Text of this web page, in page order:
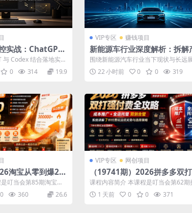
实战：ChatGPT
指令远程自动操
与 Codex 结合落地实
...
0 314 19.9
VIP专区 赚钱项目
新能源车行业深度解析：拆解
起根源，剖析行业内卷与海外
端现状
围绕新能源汽车行业当下现状与长远
深度讲解，纠正大众片面认知，点明
企...22 小时前 0 0 319
淘宝从零到爆2.0
项高权重初始设
单快速破零积累基
叮当会第85期淘宝专
年最新升级的“...
0 360 26.6
VIP专区 网创项目
（19741期）2026拼多多双
费全攻略-62期；成本推广加
剑合璧，系统讲解7种付费玩
势与选择策略
课程内容简介 本课程是叮当会第62期
专题课程，系统讲解2026年最新推出
1 天前 0 0 371